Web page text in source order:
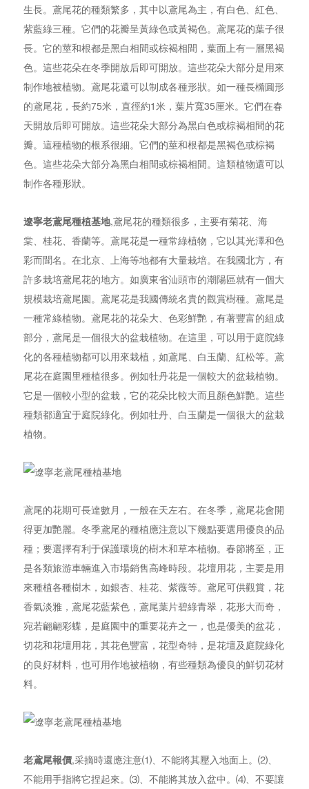
生長。鳶尾花的種類繁多，其中以鳶尾為主，有白色、紅色、
紫藍綠三種。它們的花瓣呈黃綠色或黃褐色。鳶尾花的葉子很
長。它的莖和根都是黑白相間或棕褐相間，葉面上有一層黑褐
色。這些花朵在冬季開放后即可開放。這些花朵大部分是用來
制作地被植物。鳶尾花還可以制成各種形狀。如一種長橢圓形
的鳶尾花，長約75米，直徑約1米，葉片寬35厘米。它們在春
天開放后即可開放。這些花朵大部分為黑白色或棕褐相間的花
瓣。這種植物的根系很細。它們的莖和根都是黑褐色或棕褐
色。這些花朵大部分為黑白相間或棕褐相間。這類植物還可以
制作各種形狀。
遼寧老鳶尾種植基地,鳶尾花的種類很多，主要有菊花、海
棠、桂花、香蘭等。鳶尾花是一種常綠植物，它以其光澤和色
彩而聞名。在北京、上海等地都有大量栽培。在我國北方，有
許多栽培鳶尾花的地方。如廣東省汕頭市的潮陽區就有一個大
規模栽培鳶尾園。鳶尾花是我國傳統名貴的觀賞樹種。鳶尾是
一種常綠植物。鳶尾花的花朵大、色彩鮮艷，有著豐富的組成
部分，鳶尾是一個很大的盆栽植物。在這里，可以用于庭院綠
化的各種植物都可以用來栽植，如鳶尾、白玉蘭、紅松等。鳶
尾花在庭園里種植很多。例如牡丹花是一個較大的盆栽植物。
它是一個較小型的盆栽，它的花朵比較大而且顏色鮮艷。這些
種類都適宜于庭院綠化。例如牡丹、白玉蘭是一個很大的盆栽
植物。
鳶尾的花期可長達數月，一般在天左右。在冬季，鳶尾花會開
得更加艷麗。冬季鳶尾的種植應注意以下幾點要選用優良的品
種；要選擇有利于保護環境的樹木和草本植物。春節將至，正
是各類旅游車輛進入市場銷售高峰時段。花壇用花，主要是用
來種植各種樹木，如銀杏、桂花、紫薇等。鳶尾可供觀賞，花
香氣淡雅，鳶尾花藍紫色，鳶尾葉片碧綠青翠，花形大而奇，
宛若翩翩彩蝶，是庭園中的重要花卉之一，也是優美的盆花，
切花和花壇用花，其花色豐富，花型奇特，是花壇及庭院綠化
的良好材料，也可用作地被植物，有些種類為優良的鮮切花材
料。
老鳶尾報價,采摘時還應注意⑴、不能將其壓入地面上。⑵、
不能用手指將它捏起來。⑶、不能將其放入盆中。⑷、不要讓